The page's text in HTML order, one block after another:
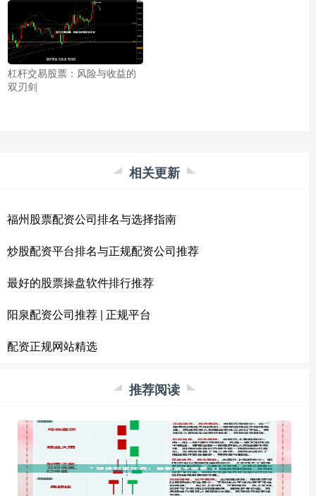
杠杆交易股票：风险与收益的
双刃剑
相关更新
福州股票配资公司排名与选择指南
炒股配资平台排名与正规配资公司推荐
最好的股票操盘软件排行推荐
阳泉配资公司推荐 | 正规平台
配资正规网站精选
推荐阅读